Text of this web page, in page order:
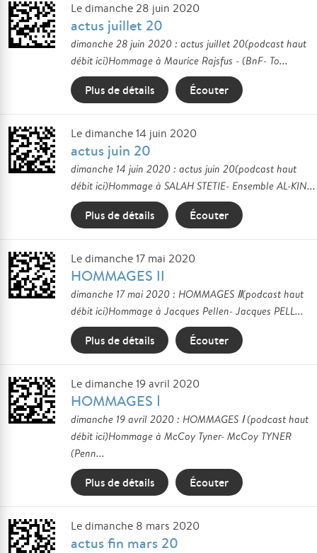
Le dimanche 28 juin 2020
actus juillet 20
dimanche 28 juin 2020 : actus juillet 20(podcast haut
débit ici)Hommage à Maurice Rajsfus - (BnF- To...
Plus de détails Écouter
Le dimanche 14 juin 2020
actus juin 20
dimanche 14 juin 2020 : actus juin 20(podcast haut
débit ici)Hommage à SALAH STETIE- Ensemble AL-KIN...
Plus de détails Écouter
Le dimanche 17 mai 2020
HOMMAGES II
dimanche 17 mai 2020 : HOMMAGES Ⅱ(podcast haut
débit ici)Hommage à Jacques Pellen- Jacques PELL...
Plus de détails Écouter
Le dimanche 19 avril 2020
HOMMAGES Ⅰ
dimanche 19 avril 2020 : HOMMAGES Ⅰ (podcast haut
débit ici)Hommage à McCoy Tyner- McCoy TYNER
(Penn...
Plus de détails Écouter
Le dimanche 8 mars 2020
actus fin mars 20